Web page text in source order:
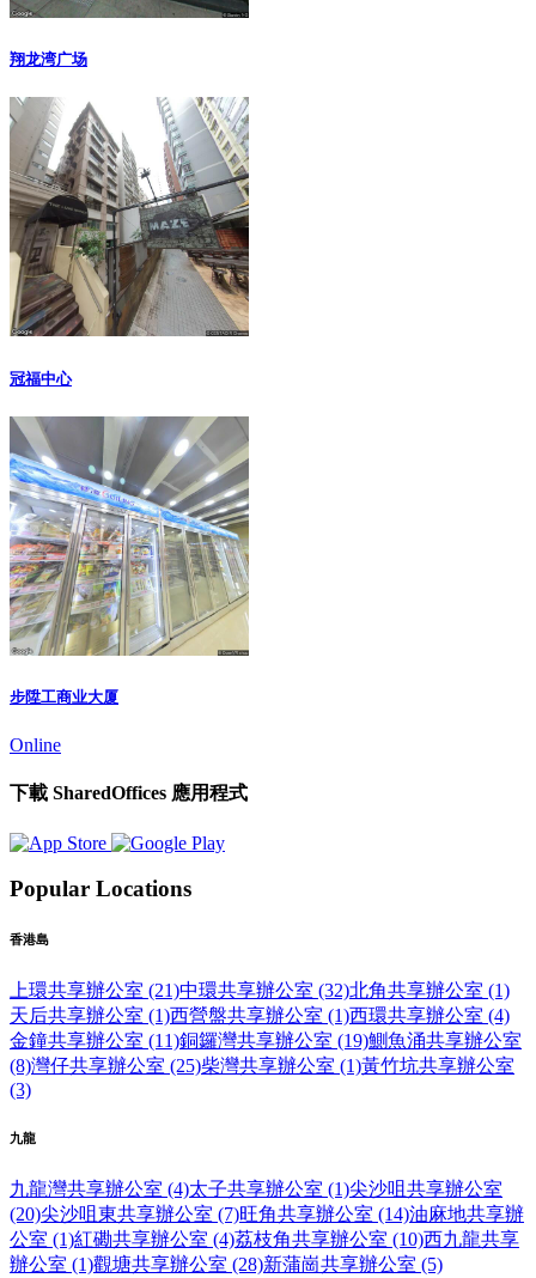
翔龙湾广场
冠福中心
步陞工商业大厦
Online
下載 SharedOffices 應用程式
Popular Locations
香港島
上環共享辦公室 (21)中環共享辦公室 (32)北角共享辦公室 (1)
天后共享辦公室 (1)西營盤共享辦公室 (1)西環共享辦公室 (4)
金鐘共享辦公室 (11)銅鑼灣共享辦公室 (19)鰂魚涌共享辦公室
(8)灣仔共享辦公室 (25)柴灣共享辦公室 (1)黃竹坑共享辦公室
(3)
九龍
九龍灣共享辦公室 (4)太子共享辦公室 (1)尖沙咀共享辦公室
(20)尖沙咀東共享辦公室 (7)旺角共享辦公室 (14)油麻地共享辦
公室 (1)紅磡共享辦公室 (4)荔枝角共享辦公室 (10)西九龍共享
辦公室 (1)觀塘共享辦公室 (28)新蒲崗共享辦公室 (5)